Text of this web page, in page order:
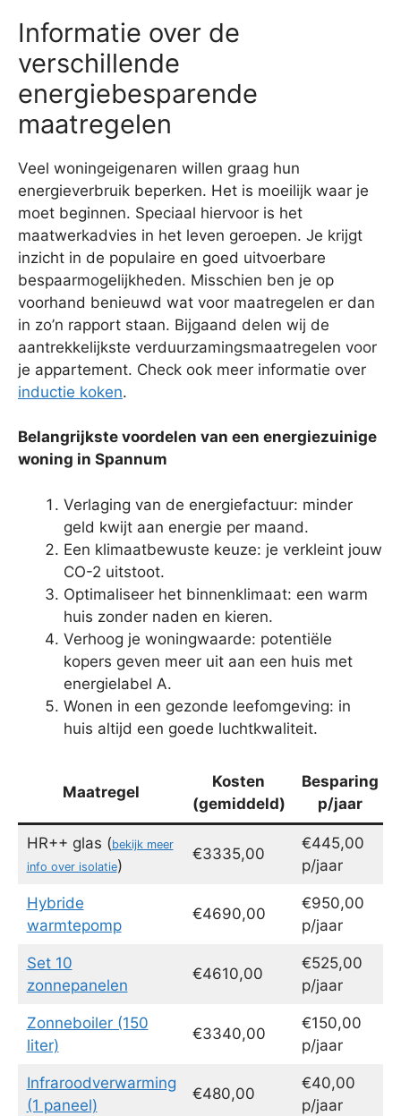
Informatie over de
verschillende
energiebesparende
maatregelen
Veel woningeigenaren willen graag hun
energieverbruik beperken. Het is moeilijk waar je
moet beginnen. Speciaal hiervoor is het
maatwerkadvies in het leven geroepen. Je krijgt
inzicht in de populaire en goed uitvoerbare
bespaarmogelijkheden. Misschien ben je op
voorhand benieuwd wat voor maatregelen er dan
in zo’n rapport staan. Bijgaand delen wij de
aantrekkelijkste verduurzamingsmaatregelen voor
je appartement. Check ook meer informatie over
inductie koken.
Belangrijkste voordelen van een energiezuinige
woning in Spannum
Verlaging van de energiefactuur: minder
geld kwijt aan energie per maand.
Een klimaatbewuste keuze: je verkleint jouw
CO-2 uitstoot.
Optimaliseer het binnenklimaat: een warm
huis zonder naden en kieren.
Verhoog je woningwaarde: potentiële
kopers geven meer uit aan een huis met
energielabel A.
Wonen in een gezonde leefomgeving: in
huis altijd een goede luchtkwaliteit.
Maatregel
Kosten
(gemiddeld)
Besparing
p/jaar
HR++ glas (bekijk meer
info over isolatie)
€3335,00
€445,00
p/jaar
Hybride
warmtepomp
€4690,00
€950,00
p/jaar
Set 10
zonnepanelen
€4610,00
€525,00
p/jaar
Zonneboiler (150
liter)
€3340,00
€150,00
p/jaar
Infraroodverwarming
(1 paneel)
€480,00
€40,00
p/jaar